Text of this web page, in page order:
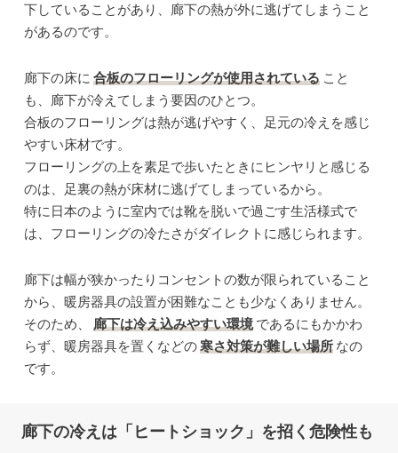
下していることがあり、廊下の熱が外に逃げてしまうこと
があるのです。
廊下の床に 合板のフローリングが使用されている こと
も、廊下が冷えてしまう要因のひとつ。
合板のフローリングは熱が逃げやすく、足元の冷えを感じ
やすい床材です。
フローリングの上を素足で歩いたときにヒンヤリと感じる
のは、足裏の熱が床材に逃げてしまっているから。
特に日本のように室内では靴を脱いで過ごす生活様式で
は、フローリングの冷たさがダイレクトに感じられます。
廊下は幅が狭かったりコンセントの数が限られていること
から、暖房器具の設置が困難なことも少なくありません。
そのため、
廊下は冷え込みやすい環境 であるにもかかわ
らず、暖房器具を置くなどの寒さ対策が難しい場所 なの
です。
廊下の冷えは「ヒートショック」を招く危険性も